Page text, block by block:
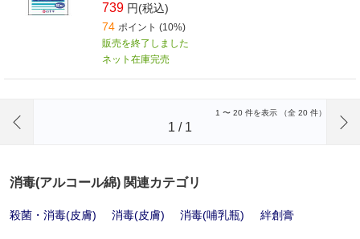
739 円(税込)
74 ポイント (10%)
販売を終了しました
ネット在庫完売
1 〜 20 件を表示 （全 20 件）
1 / 1
消毒(アルコール綿) 関連カテゴリ
殺菌・消毒(皮膚) 消毒(皮膚) 消毒(哺乳瓶) 絆創膏